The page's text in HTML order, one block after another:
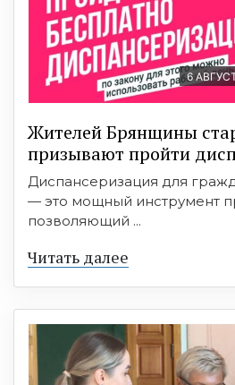
6
Жителей Брянщины
призывают пройти
Диспансеризация для
— это мощный инструмент
позволяющий ...
Читать далее